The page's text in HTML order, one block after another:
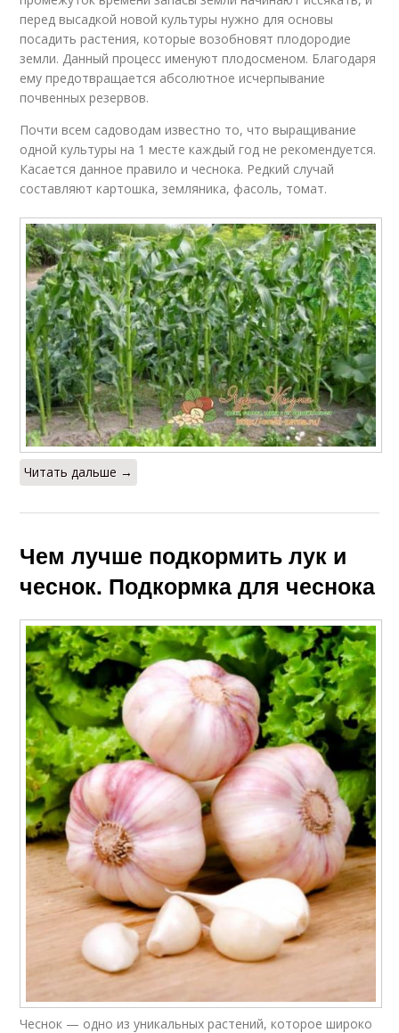
перед высадкой новой культуры нужно для основы
посадить растения, которые возобновят плодородие
земли. Данный процесс именуют плодосменом. Благодаря
ему предотвращается абсолютное исчерпывание
почвенных резервов.
Почти всем садоводам известно то, что выращивание
одной культуры на 1 месте каждый год не рекомендуется.
Касается данное правило и чеснока. Редкий случай
составляют картошка, земляника, фасоль, томат.
Читать дальше →
Чем лучше подкормить лук и
чеснок. Подкормка для чеснока
Чеснок — одно из уникальных растений, которое широко